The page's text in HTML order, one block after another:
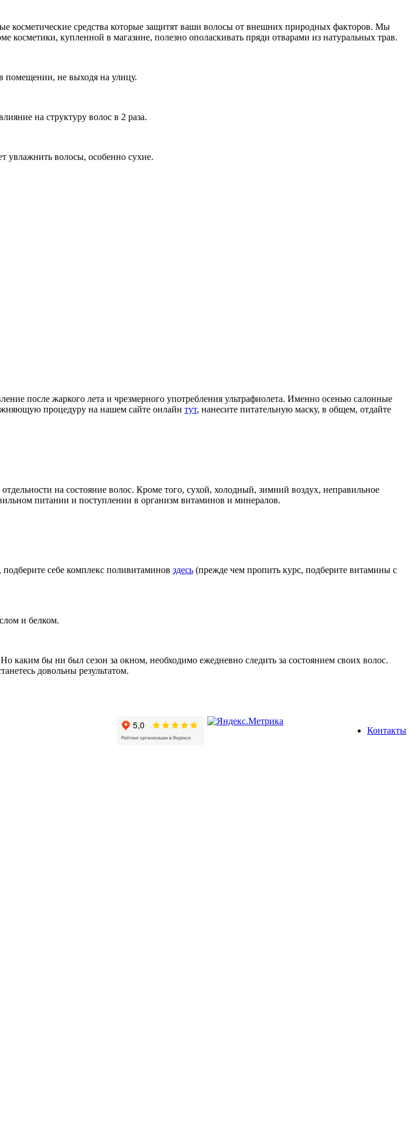
косметические средства которые защитят ваши волосы от внешних природных факторов. Мы
косметики, купленной в магазине, полезно ополаскивать пряди отварами из натуральных трав.
помещении, не выходя на улицу.
на структуру волос в 2 раза.
увлажнить волосы, особенно сухие.
после жаркого лета и чрезмерного употребления ультрафиолета. Именно осенью салонные
процедуру на нашем сайте онлайн тут, нанесите питательную маску, в общем, отдайте
на состояние волос. Кроме того, сухой, холодный, зимний воздух, неправильное
питании и поступлении в организм витаминов и минералов.
себе комплекс поливитаминов здесь (прежде чем пропить курс, подберите витамины с
и белком.
каким бы ни был сезон за окном, необходимо ежедневно следить за состоянием своих волос.
довольны результатом.
Контакты